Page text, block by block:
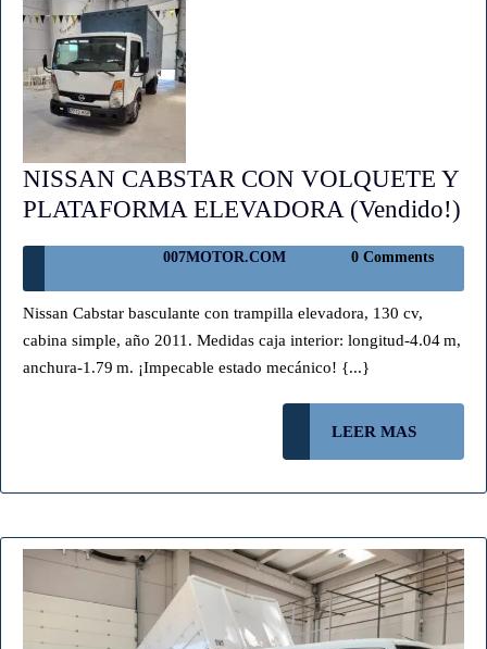
NISSAN CABSTAR CON VOLQUETE Y
PLATAFORMA ELEVADORA (Vendido!)
007MOTOR.COM 007MOTOR.COM
0 Comments
Nissan Cabstar basculante con trampilla elevadora, 130 cv,
cabina simple, año 2011. Medidas caja interior: longitud-4.04 m,
anchura-1.79 m. ¡Impecable estado mecánico! {...}
LEER MAS
MAS